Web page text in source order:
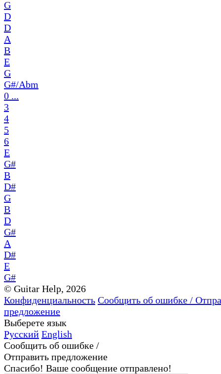
G
D
D
A
B
E
G
G#/Abm
0 ...
3
4
5
6
E
G#
B
D#
G
B
D
G#
A
D#
E
G#
© Guitar Help, 2026
Конфиденциальность Сообщить об ошибке /
предложение
Выберете язык
Русский English
Сообщить об ошибке /
Отправить предложение
Спасибо! Ваше сообщение отправлено!